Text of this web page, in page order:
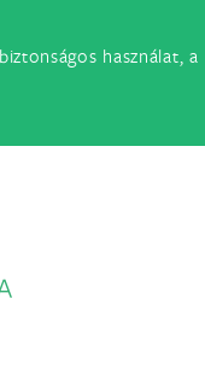
használat, a